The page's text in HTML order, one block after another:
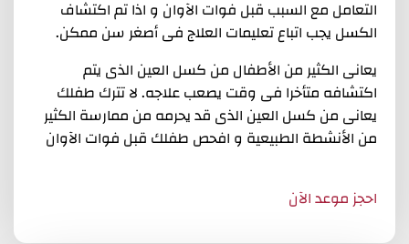
التعامل مع السبب قبل فوات الآوان و اذا تم اكتشاف
الكسل يجب اتباع تعليمات العلاج فى أصغر سن ممكن.
يعانى الكثير من الأطفال من كسل العين الذى يتم
اكتشافه متأخرا فى وقت يصعب علاجه. لا تترك طفلك
يعانى من كسل العين الذى قد يحرمه من ممارسة الكثير
من الأنشطة الطبيعية و افحص طفلك قبل فوات الآوان
احجز موعد الآن